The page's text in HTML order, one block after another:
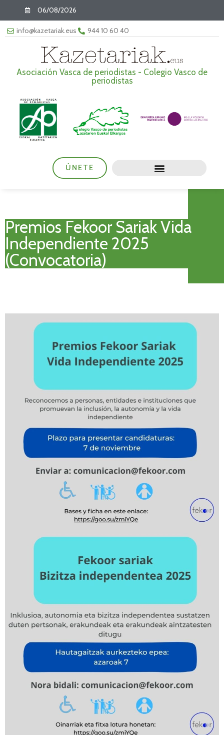
06/08/2026
info@kazetariak.eus 944 10 60 40
Asociación Vasca de periodistas - Colegio Vasco de
periodistas
ÚNETE
Premios Fekoor Sariak Vida
Independiente 2025
(Convocatoria)